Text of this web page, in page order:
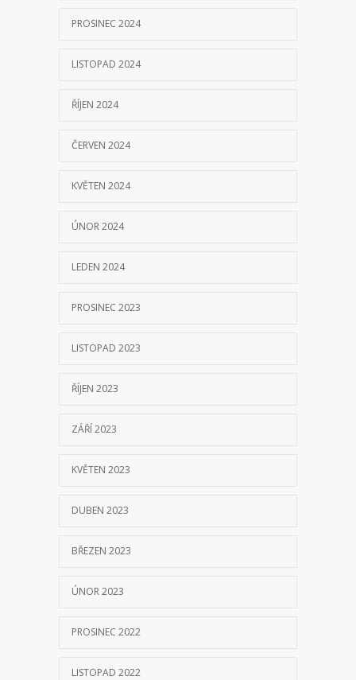
PROSINEC 2024
LISTOPAD 2024
ŘÍJEN 2024
ČERVEN 2024
KVĚTEN 2024
ÚNOR 2024
LEDEN 2024
PROSINEC 2023
LISTOPAD 2023
ŘÍJEN 2023
ZÁŘÍ 2023
KVĚTEN 2023
DUBEN 2023
BŘEZEN 2023
ÚNOR 2023
PROSINEC 2022
LISTOPAD 2022